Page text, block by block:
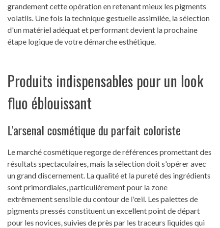
grandement cette opération en retenant mieux les pigments
volatils. Une fois la technique gestuelle assimilée, la sélection
d'un matériel adéquat et performant devient la prochaine
étape logique de votre démarche esthétique.
Produits indispensables pour un look
fluo éblouissant
L'arsenal cosmétique du parfait coloriste
Le marché cosmétique regorge de références promettant des
résultats spectaculaires, mais la sélection doit s'opérer avec
un grand discernement. La qualité et la pureté des ingrédients
sont primordiales, particulièrement pour la zone
extrêmement sensible du contour de l'œil. Les palettes de
pigments pressés constituent un excellent point de départ
pour les novices, suivies de près par les traceurs liquides qui